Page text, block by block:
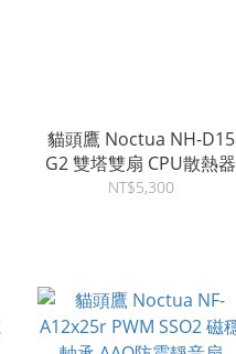
貓頭鷹 Noctua NH-D15
G2 雙塔雙扇 CPU散熱器
NT$5,300